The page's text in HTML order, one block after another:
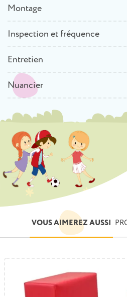
Montage
Inspection et fréquence
Entretien
Nuancier
VOUS AIMEREZ AUSSI